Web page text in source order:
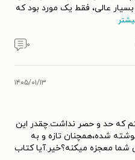
عالی، فقط یک مورد بود که
۰
۱۴۰۵/۰۱/۱۳
که حد و حصر نداشت.چقدر این
۱۵سال پیش نوشته شده،همچنان تازه و به
شما معجزه میکنه؟خیر.آیا کتاب